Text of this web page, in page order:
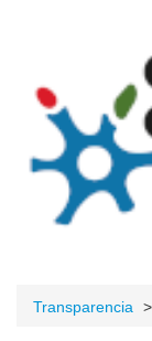
Transparencia